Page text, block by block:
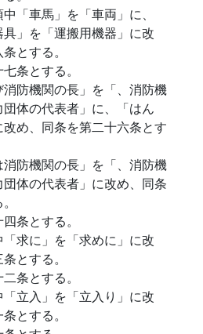
「車馬」を「車両」に、
具」を「運搬用機器」に改
とする。
条とする。
防機関の長」を「、消防機
体の代表者」に、「はん
め、同条を第二十六条とす
防機関の長」を「、消防機
体の代表者」に改め、同条
条とする。
求に」を「求めに」に改
とする。
条とする。
立入」を「立入り」に改
とする。